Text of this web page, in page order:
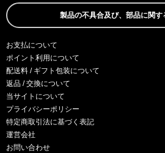
製品の不具合及び、部品に関す
お支払について
ポイント利用について
配送料 / ギフト包装について
返品 / 交換について
当サイトについて
プライバシーポリシー
特定商取引法に基づく表記
運営会社
お問い合わせ